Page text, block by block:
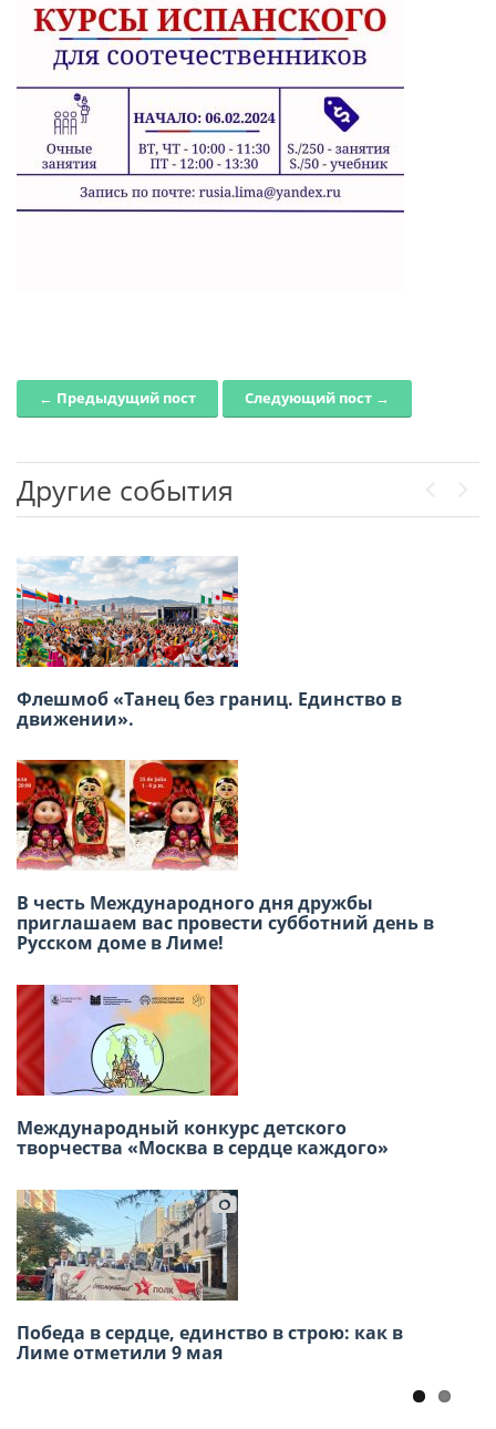
Post navigation
← Предыдущий пост Следующий пост →
Другие события
Флешмоб «Танец без границ. Единство в
движении».
В честь Международного дня дружбы
приглашаем вас провести субботний день в
Русском доме в Лиме!
Международный конкурс детского
творчества «Москва в сердце каждого»
Победа в сердце, единство в строю: как в
Лиме отметили 9 мая
Приглашаем принять участие в Акции
«Бессмертный полк» 9 Мая
В Лиме отметили 140-летие татарского поэта
Габдуллы Тукая
«Тоня»: глубокая история о мужестве
тружениц тыла
Память через океан: Конкурс «История моей
семьи в истории Великой Отечественной